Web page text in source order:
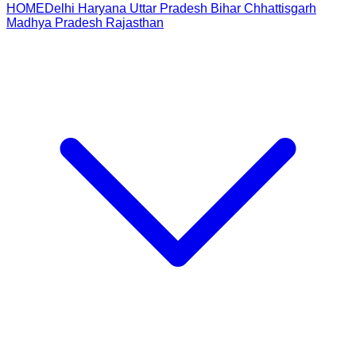
HOMEDelhi Haryana Uttar Pradesh Bihar Chhattisgarh
Madhya Pradesh Rajasthan